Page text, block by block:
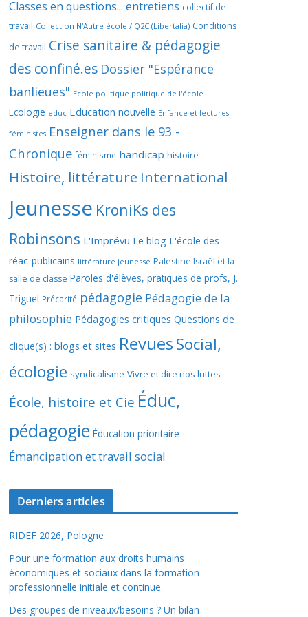
Classes en questions... entretiens collectif de
travail Collection N'Autre école / Q2C (Libertalia) Conditions
de travail Crise sanitaire & pédagogie
des confiné.es Dossier "Espérance
banlieues" Ecole politique politique de l'école
Ecologie educ Education nouvelle Enfance et lectures
féministes Enseigner dans le 93 -
Chronique féminisme handicap histoire
Histoire, littérature International
Jeunesse KroniKs des
Robinsons L'Imprévu Le blog L'école des
réac-publicains littérature jeunesse Palestine Israël et la
salle de classe Paroles d'élèves, pratiques de profs, J.
Triguel Précarité pédagogie Pédagogie de la
philosophie Pédagogies critiques Questions de
clique(s) : blogs et sites RevuesSocial,
écologie syndicalisme Vivre et dire nos luttes
École, histoire et Cie Éduc,
pédagogie Éducation prioritaire
Émancipation et travail social
Derniers articles
RIDEF 2026, Pologne
Pour une formation aux droits humains
économiques et sociaux dans la formation
professionnelle initiale et continue.
Des groupes de niveaux/besoins ? Un bilan